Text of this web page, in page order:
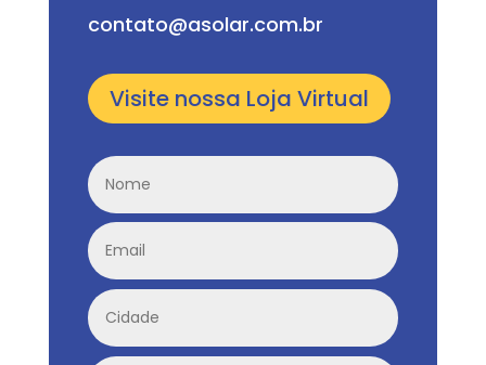
contato@asolar.com.br
Visite nossa Loja Virtual